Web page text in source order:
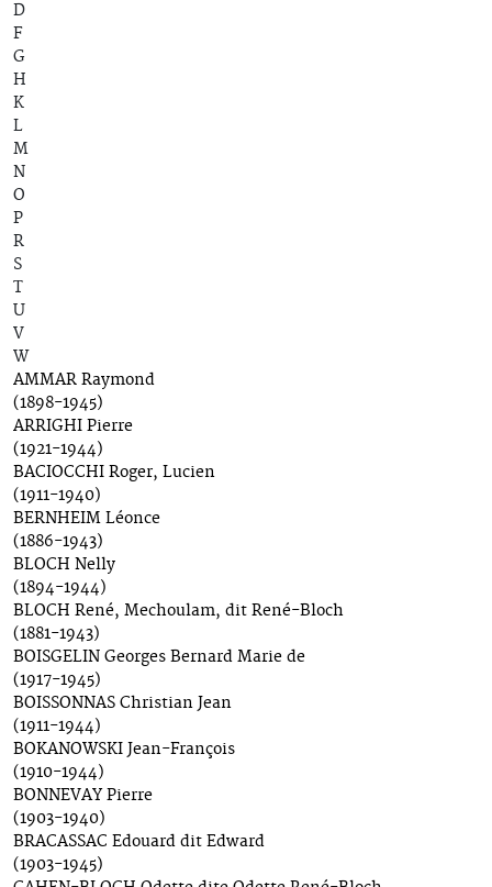
D
F
G
H
K
L
M
N
O
P
R
S
T
U
V
W
AMMAR Raymond
(1898-1945)
ARRIGHI Pierre
(1921-1944)
BACIOCCHI Roger, Lucien
(1911-1940)
BERNHEIM Léonce
(1886-1943)
BLOCH Nelly
(1894-1944)
BLOCH René, Mechoulam, dit René-Bloch
(1881-1943)
BOISGELIN Georges Bernard Marie de
(1917-1945)
BOISSONNAS Christian Jean
(1911-1944)
BOKANOWSKI Jean-François
(1910-1944)
BONNEVAY Pierre
(1903-1940)
BRACASSAC Edouard dit Edward
(1903-1945)